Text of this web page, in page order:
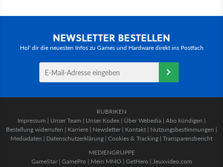
NEWSLETTER BESTELLEN
Hol' dir die neuesten Infos zu Games und Hardware direkt ins Postfach
RUBRIKEN
Impressum | Unser Team | Unser Kodex | Über Webedia | Abo kündigen |
Bestellung widerrufen | Karriere | Newsletter | Kontakt | Nutzungsbestimmungen |
Mediadaten | Datenschutzerklärung | Cookies & Tracking | Transparenzbericht
MEDIENGRUPPE
GameStar| GamePro | Mein MMO | GetHero | Jeuxvideo.com